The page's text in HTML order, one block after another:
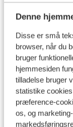
Denne
Disse er små
browser, når du
bruger
hjemmesiden
tilladelse bruger
statistike
præference-
os, og
Med
Lokation